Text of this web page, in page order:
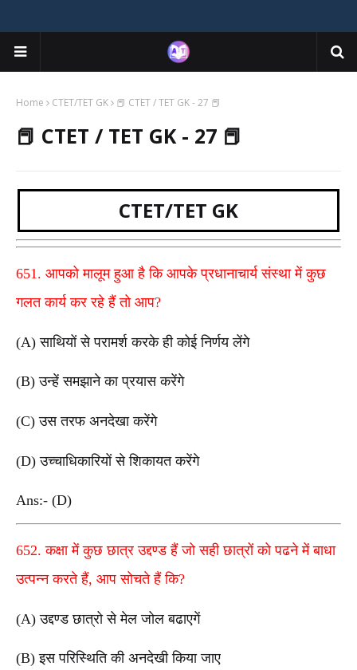
Home CTET/TET GK 📕 CTET / TET GK - 27 📕
📕 CTET / TET GK - 27 📕
CTET/TET GK
651. आपको मालूम हुआ है कि आपके प्रधानाचार्य संस्था में कुछ
गलत कार्य कर रहे हैं तो आप?
(A) साथियों से परामर्श करके ही कोई निर्णय लेंगे
(B) उन्हें समझाने का प्रयास करेंगे
(C) उस तरफ अनदेखा करेंगे
(D) उच्चाधिकारियों से शिकायत करेंगे
Ans:- (D)
652. कक्षा में कुछ छात्र उद्दण्ड हैं जो सही छात्रों को पढने में बाधा
उत्पन्न करते हैं, आप सोचते हैं कि?
(A) उद्दण्ड छात्रो से मेल जोल बढाएगें
(B) इस परिस्थिति की अनदेखी किया जाए